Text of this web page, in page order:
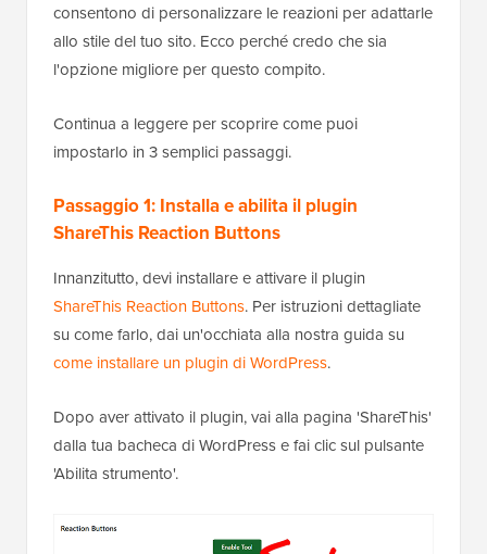
consentono di personalizzare le reazioni per adattarle
allo stile del tuo sito. Ecco perché credo che sia
l'opzione migliore per questo compito.
Continua a leggere per scoprire come puoi
impostarlo in 3 semplici passaggi.
Passaggio 1: Installa e abilita il plugin
ShareThis Reaction Buttons
Innanzitutto, devi installare e attivare il plugin
ShareThis Reaction Buttons. Per istruzioni dettagliate
su come farlo, dai un'occhiata alla nostra guida su
come installare un plugin di WordPress.
Dopo aver attivato il plugin, vai alla pagina 'ShareThis'
dalla tua bacheca di WordPress e fai clic sul pulsante
'Abilita strumento'.